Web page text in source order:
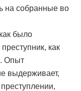
на собранные во
было
как
Опыт
выдерживает,